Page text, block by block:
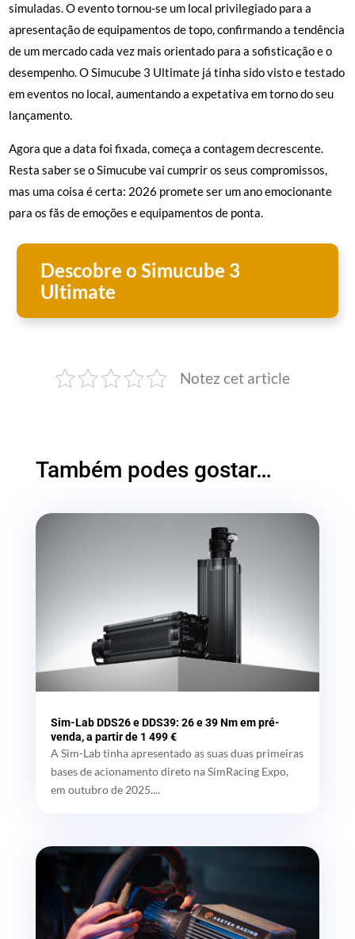
simuladas. O evento tornou-se um local privilegiado para a
apresentação de equipamentos de topo, confirmando a tendência
de um mercado cada vez mais orientado para a sofisticação e o
desempenho. O Simucube 3 Ultimate já tinha sido visto e testado
em eventos no local, aumentando a expetativa em torno do seu
lançamento.
Agora que a data foi fixada, começa a contagem decrescente.
Resta saber se o Simucube vai cumprir os seus compromissos,
mas uma coisa é certa: 2026 promete ser um ano emocionante
para os fãs de emoções e equipamentos de ponta.
Descobre o Simucube 3
Ultimate
Notez cet article
Também podes gostar…
Sim-Lab DDS26 e DDS39: 26 e 39 Nm em pré-
venda, a partir de 1 499 €
A Sim-Lab tinha apresentado as suas duas primeiras
bases de acionamento direto na SimRacing Expo,
em outubro de 2025....